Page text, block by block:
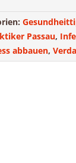
Passau,
abbauen,